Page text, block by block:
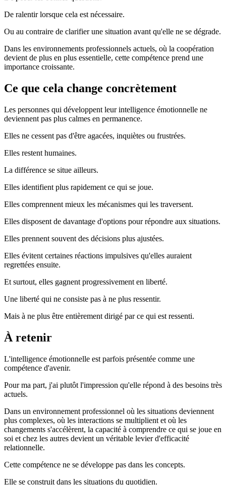
De ralentir lorsque cela est nécessaire.
Ou au contraire de clarifier une situation avant qu'elle ne se dégrade.
Dans les environnements professionnels actuels, où la coopération
devient de plus en plus essentielle, cette compétence prend une
importance croissante.
Ce que cela change concrètement
Les personnes qui développent leur intelligence émotionnelle ne
deviennent pas plus calmes en permanence.
Elles ne cessent pas d'être agacées, inquiètes ou frustrées.
Elles restent humaines.
La différence se situe ailleurs.
Elles identifient plus rapidement ce qui se joue.
Elles comprennent mieux les mécanismes qui les traversent.
Elles disposent de davantage d'options pour répondre aux situations.
Elles prennent souvent des décisions plus ajustées.
Elles évitent certaines réactions impulsives qu'elles auraient
regrettées ensuite.
Et surtout, elles gagnent progressivement en liberté.
Une liberté qui ne consiste pas à ne plus ressentir.
Mais à ne plus être entièrement dirigé par ce qui est ressenti.
À retenir
L'intelligence émotionnelle est parfois présentée comme une
compétence d'avenir.
Pour ma part, j'ai plutôt l'impression qu'elle répond à des besoins très
actuels.
Dans un environnement professionnel où les situations deviennent
plus complexes, où les interactions se multiplient et où les
changements s'accélèrent, la capacité à comprendre ce qui se joue en
soi et chez les autres devient un véritable levier d'efficacité
relationnelle.
Cette compétence ne se développe pas dans les concepts.
Elle se construit dans les situations du quotidien.